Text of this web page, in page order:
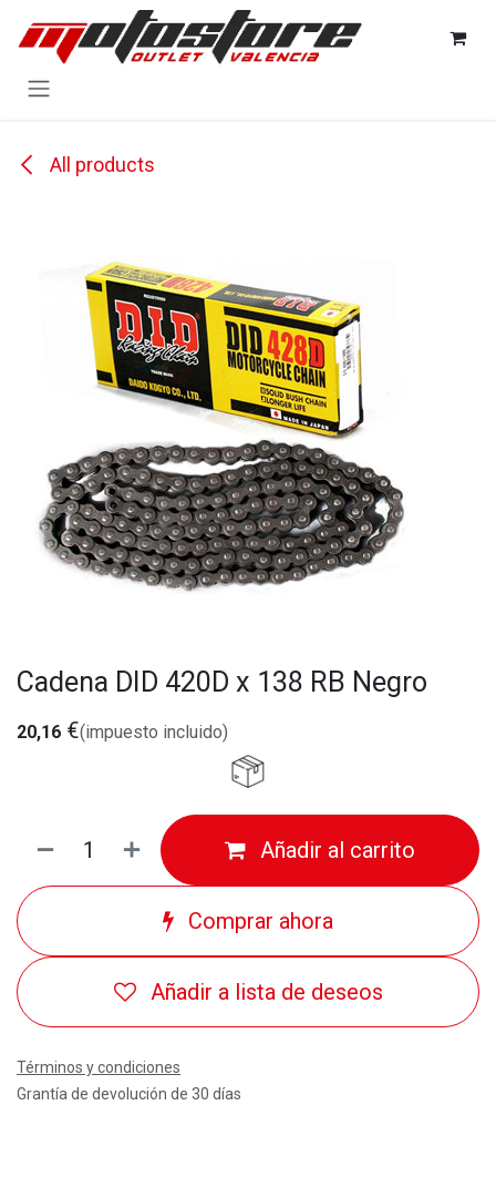
All products
Cadena DID 420D x 138 RB Negro
20,16 €(impuesto incluido)
Añadir al carrito
Comprar ahora
Añadir a lista de deseos
Términos y condiciones
Grantía de devolución de 30 días